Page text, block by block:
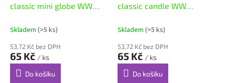
classic mini globe WW
Skladem (>5 ks)
53,72 Kč bez DPH
65 Kč / ks
Do košíku
classic candle WW
Skladem (>5 ks)
53,72 Kč bez DPH
65 Kč / ks
Do košíku